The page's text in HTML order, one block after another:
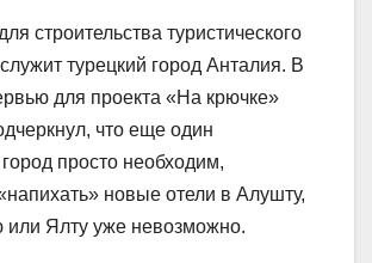
строительства туристического
турецкий город Анталия. В
для проекта «На крючке»
что еще один
просто необходим,
новые отели в Алушту,
или Ялту уже невозможно.